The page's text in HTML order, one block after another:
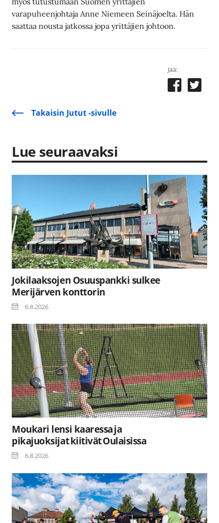
varapuheenjohtaja Anne Niemeen Seinäjoelta. Hän
saattaa nousta jatkossa jopa yrittäjien johtoon.
Jaa:
Takaisin Jutut -sivulle
Lue seuraavaksi
Jokilaaksojen Osuuspankki sulkee
Merijärven konttorin
6.8.2026
Moukari lensi kaaressa ja
pikajuoksijat kiitivät Oulaisissa
6.8.2026